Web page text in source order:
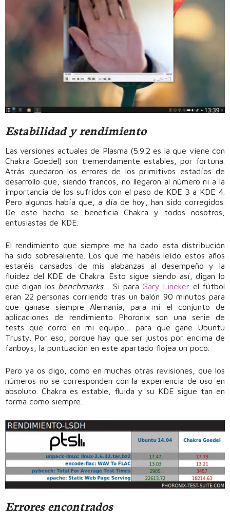
Estabilidad y rendimiento
Las versiones actuales de Plasma (5.9.2 es la que viene con
Chakra Goedel) son tremendamente estables, por fortuna.
Atrás quedaron los errores de los primitivos estadíos de
desarrollo que, siendo francos, no llegaron al número ni a la
importancia de los sufridos con el paso de KDE 3 a KDE 4.
Pero algunos había que, a día de hoy, han sido corregidos.
De este hecho se beneficia Chakra y todos nosotros,
entusiastas de KDE.
El rendimiento que siempre me ha dado esta distribución
ha sido sobresaliente. Los que me habéis leído estos años
estaréis cansados de mis alabanzas al desempeño y la
fluidez del KDE de Chakra. Esto sigue siendo así, digan lo
que digan los benchmarks… Si para Gary Lineker el fútbol
eran 22 personas corriendo tras un balón 90 minutos para
que ganase siempre Alemania, para mí el conjunto de
aplicaciones de rendimiento Phoronix son una serie de
tests que corro en mi equipo… para que gane Ubuntu
Trusty. Por eso, porque hay que ser justos por encima de
fanboys, la puntuación en este apartado flojea un poco.
Pero ya os digo, como en muchas otras revisiones, que los
números no se corresponden con la experiencia de uso en
absoluto. Chakra es estable, fluida y su KDE sigue tan en
forma como siempre.
Errores encontrados